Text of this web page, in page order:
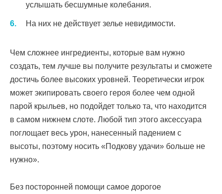
услышать бесшумные колебания.
На них не действует зелье невидимости.
Чем сложнее ингредиенты, которые вам нужно
создать, тем лучше вы получите результаты и сможете
достичь более высоких уровней. Теоретически игрок
может экипировать своего героя более чем одной
парой крыльев, но подойдет только та, что находится
в самом нижнем слоте. Любой тип этого аксессуара
поглощает весь урон, нанесенный падением с
высоты, поэтому носить «Подкову удачи» больше не
нужно».
Без посторонней помощи самое дорогое